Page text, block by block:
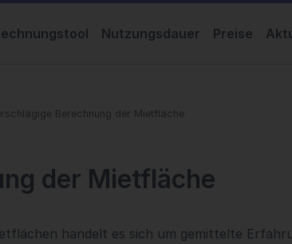
Nutzungsdauer Preise
Berechnung der Mietfläche
der Mietfläche
handelt es sich um gemittelte